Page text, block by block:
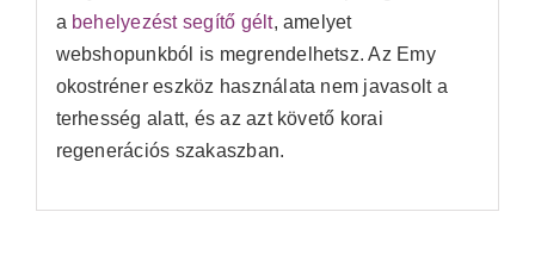
a behelyezést segítő gélt, amelyet
webshopunkból is megrendelhetsz. Az Emy
okostréner eszköz használata nem javasolt a
terhesség alatt, és az azt követő korai
regenerációs szakaszban.